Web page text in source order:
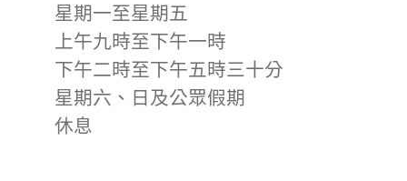
星期一至星期五
上午九時至下午一時
下午二時至下午五時三十分
星期六、日及公眾假期
休息